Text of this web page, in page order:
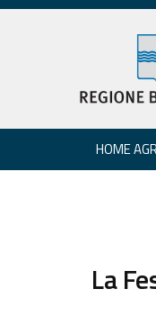
HOME AGR
La